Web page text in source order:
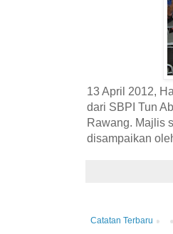
13 April 2012,
dari SBPI Tun
Rawang. Majlis
disampaikan
Catatan Terbaru